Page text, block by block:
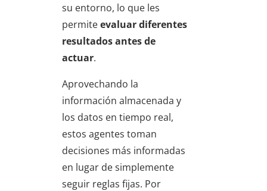
su entorno, lo que les
permiteevaluar diferentes
resultados antes de
actuar.
Aprovechando la
información almacenada y
los datos en tiempo real,
estos agentes toman
decisiones más informadas
en lugar de simplemente
seguir reglas fijas. Por